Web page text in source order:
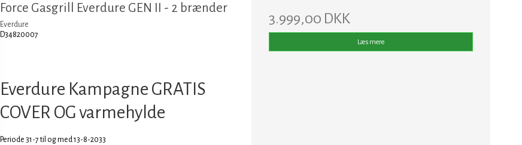
Force Gasgrill Everdure GEN II - 2 brænder
Everdure
D34820007
Everdure Kampagne GRATIS
COVER OG varmehylde
Periode 31-7 til og med 13-8-2033
3.999,00 DKK
Læs mere